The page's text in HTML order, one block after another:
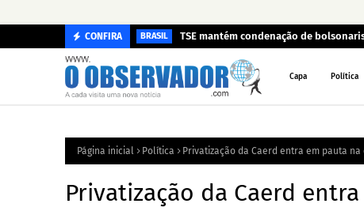
CONFIRA BRASIL TSE mantém condenação de
Capa Política
Página inicial Política Privatização da Caerd entra em pauta
Privatização da Caerd